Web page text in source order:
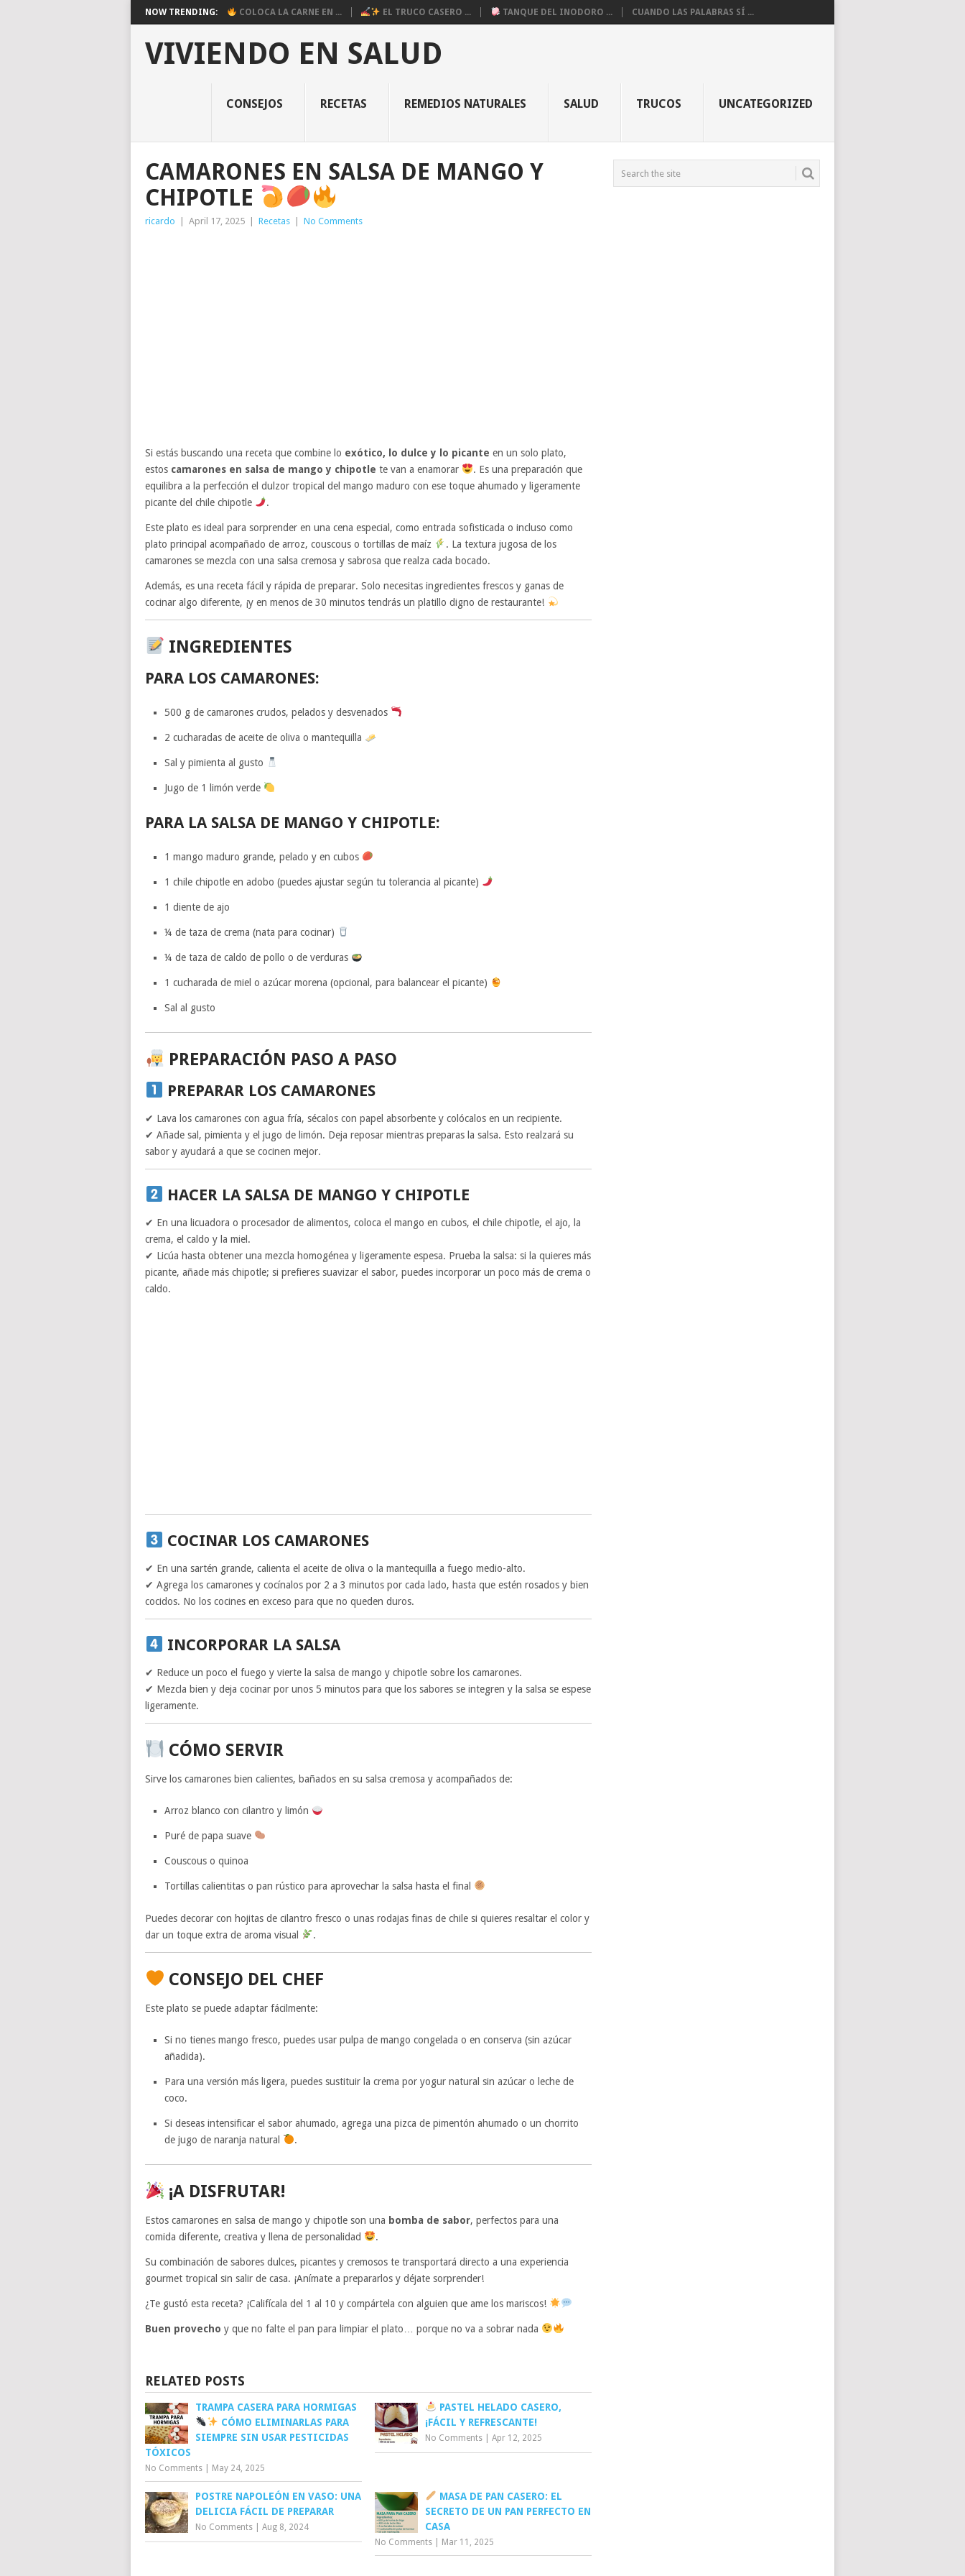
NOW TRENDING: COLOCA LA CARNE EN ... EL TRUCO CASERO ... TANQUE DEL INODORO ... CUANDO LAS PALABRAS SÍ ...
VIVIENDO EN SALUD
CONSEJOS RECETAS REMEDIOS NATURALES SALUD TRUCOS UNCATEGORIZED
CAMARONES EN SALSA DE MANGO Y
CHIPOTLE
ricardo April 17, 2025 Recetas No Comments
Si estás buscando una receta que combine lo exótico, lo dulce y lo picante en un solo plato,
estos camarones en salsa de mango y chipotle te van a enamorar
. Es una preparación que
equilibra a la perfección el dulzor tropical del mango maduro con ese toque ahumado y ligeramente
picante del chile chipotle
.
Este plato es ideal para sorprender en una cena especial, como entrada sofisticada o incluso como
plato principal acompañado de arroz, couscous o tortillas de maíz
. La textura jugosa de los
camarones se mezcla con una salsa cremosa y sabrosa que realza cada bocado.
Además, es una receta fácil y rápida de preparar. Solo necesitas ingredientes frescos y ganas de
cocinar algo diferente, ¡y en menos de 30 minutos tendrás un platillo digno de restaurante!
INGREDIENTES
PARA LOS CAMARONES:
500 g de camarones crudos, pelados y desvenados
2 cucharadas de aceite de oliva o mantequilla
Sal y pimienta al gusto
Jugo de 1 limón verde
PARA LA SALSA DE MANGO Y CHIPOTLE:
1 mango maduro grande, pelado y en cubos
1 chile chipotle en adobo (puedes ajustar según tu tolerancia al picante)
1 diente de ajo
¼ de taza de crema (nata para cocinar)
¼ de taza de caldo de pollo o de verduras
1 cucharada de miel o azúcar morena (opcional, para balancear el picante)
Sal al gusto
PREPARACIÓN PASO A PASO
PREPARAR LOS CAMARONES
✔ Lava los camarones con agua fría, sécalos con papel absorbente y colócalos en un recipiente.
✔ Añade sal, pimienta y el jugo de limón. Deja reposar mientras preparas la salsa. Esto realzará su
sabor y ayudará a que se cocinen mejor.
HACER LA SALSA DE MANGO Y CHIPOTLE
✔ En una licuadora o procesador de alimentos, coloca el mango en cubos, el chile chipotle, el ajo, la
crema, el caldo y la miel.
✔ Licúa hasta obtener una mezcla homogénea y ligeramente espesa. Prueba la salsa: si la quieres más
picante, añade más chipotle; si prefieres suavizar el sabor, puedes incorporar un poco más de crema o
caldo.
COCINAR LOS CAMARONES
✔ En una sartén grande, calienta el aceite de oliva o la mantequilla a fuego medio-alto.
✔ Agrega los camarones y cocínalos por 2 a 3 minutos por cada lado, hasta que estén rosados y bien
cocidos. No los cocines en exceso para que no queden duros.
INCORPORAR LA SALSA
✔ Reduce un poco el fuego y vierte la salsa de mango y chipotle sobre los camarones.
✔ Mezcla bien y deja cocinar por unos 5 minutos para que los sabores se integren y la salsa se espese
ligeramente.
CÓMO SERVIR
Sirve los camarones bien calientes, bañados en su salsa cremosa y acompañados de:
Arroz blanco con cilantro y limón
Puré de papa suave
Couscous o quinoa
Tortillas calientitas o pan rústico para aprovechar la salsa hasta el final
Puedes decorar con hojitas de cilantro fresco o unas rodajas finas de chile si quieres resaltar el color y
dar un toque extra de aroma visual
.
CONSEJO DEL CHEF
Este plato se puede adaptar fácilmente:
Si no tienes mango fresco, puedes usar pulpa de mango congelada o en conserva (sin azúcar
añadida).
Para una versión más ligera, puedes sustituir la crema por yogur natural sin azúcar o leche de
coco.
Si deseas intensificar el sabor ahumado, agrega una pizca de pimentón ahumado o un chorrito
de jugo de naranja natural
.
¡A DISFRUTAR!
Estos camarones en salsa de mango y chipotle son una bomba de sabor, perfectos para una
comida diferente, creativa y llena de personalidad
.
Su combinación de sabores dulces, picantes y cremosos te transportará directo a una experiencia
gourmet tropical sin salir de casa. ¡Anímate a prepararlos y déjate sorprender!
¿Te gustó esta receta? ¡Califícala del 1 al 10 y compártela con alguien que ame los mariscos!
Buen provecho y que no falte el pan para limpiar el plato… porque no va a sobrar nada
RELATED POSTS
TRAMPA CASERA PARA HORMIGAS
CÓMO ELIMINARLAS PARA
SIEMPRE SIN USAR PESTICIDAS
TÓXICOS
No Comments May 24, 2025
PASTEL HELADO CASERO,
¡FÁCIL Y REFRESCANTE!
No Comments |Apr 12, 2025
POSTRE NAPOLEÓN EN VASO: UNA
DELICIA FÁCIL DE PREPARAR
No Comments Aug 8, 2024
MASA DE PAN CASERO: EL
SECRETO DE UN PAN PERFECTO EN
CASA
No Comments Mar 11, 2025